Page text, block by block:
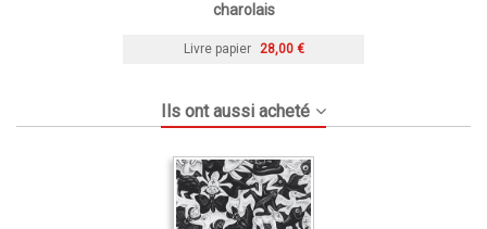
charolais
Livre papier 28,00 €
Ils ont aussi acheté